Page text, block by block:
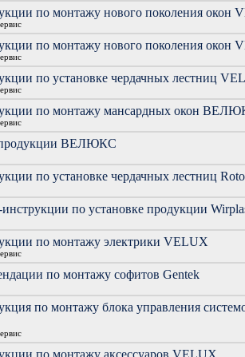
по монтажу нового поколения окон
по монтажу нового поколения окон
по установке чердачных лестниц
по монтажу мансардных окон
ВЕЛЮКС
по установке чердачных лестниц Roto
по установке продукции
по монтажу электрики VELUX
по монтажу софитов Gentek
по монтажу блока управления
по монтажу аксессуаров VELUX